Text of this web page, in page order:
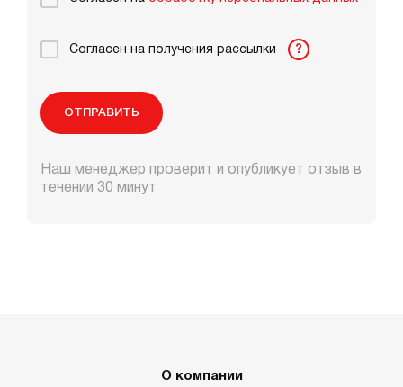
Согласен на получения рассылки ?
ОТПРАВИТЬ
Наш менеджер проверит и опубликует отзыв в
течении 30 минут
О компании